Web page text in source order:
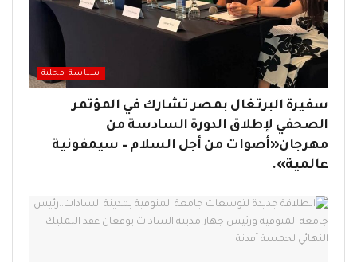
سياسة محلية
سفيرة البرتغال بمصر تشارك في المؤتمر
الصحفي لإطلاق الدورة السادسة من
مهرجان«أصوات من أجل السلام – سيمفونية
عالمية».